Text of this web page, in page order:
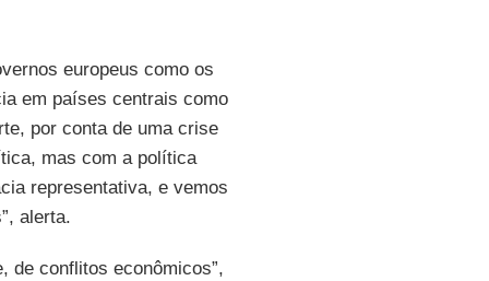
europeus como os
em países centrais como
por conta de uma crise
mas com a política
representativa, e vemos
alerta.
de conflitos econômicos”,